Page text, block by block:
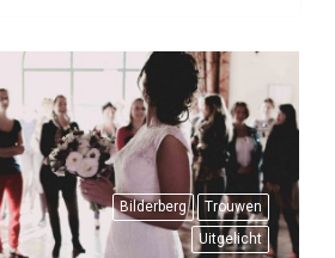
Bilderberg
Trouwen
Uitgelicht